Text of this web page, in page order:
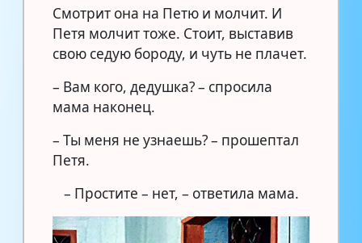
Смотрит она на Петю и молчит. И
Петя молчит тоже. Стоит, выставив
свою седую бороду, и чуть не плачет.
– Вам кого, дедушка? – спросила
мама наконец.
– Ты меня не узнаешь? – прошептал
Петя.
– Простите – нет, – ответила мама.